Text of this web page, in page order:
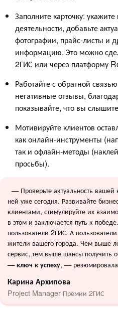
Заполните карточку:
деятельности, добавьте
фотографии, прайс-листы и
информацию. Это можно
2ГИС или через платформу
Работайте с обратной
негативные отзывы,
показывайте, что вы
Мотивируйте клиентов
как онлайн-инструменты
так и офлайн-методы
просьбы).
— Проверьте актуальность вашей
ней уже сегодня. Развивайте
клиентами, стимулируйте их
в этом и заключается путь к
пользователи 2ГИС. А
жители вашего города. Чем выше
сервис, тем выше шансы получить
— ключ к успеху, —
Карина Архипова
Project Manager Премии 2ГИС